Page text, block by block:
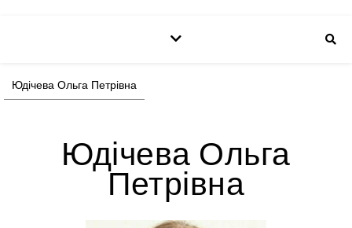
Юдічева Ольга Петрівна
Юдічева Ольга
Петрівна